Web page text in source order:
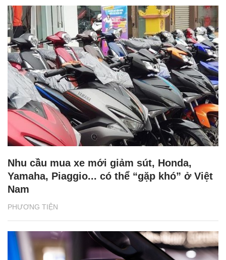
PHƯƠNG TIỆN
Nhu cầu mua xe mới giảm sút, Honda,
Yamaha, Piaggio... có thể “gặp khó” ở Việt
Nam